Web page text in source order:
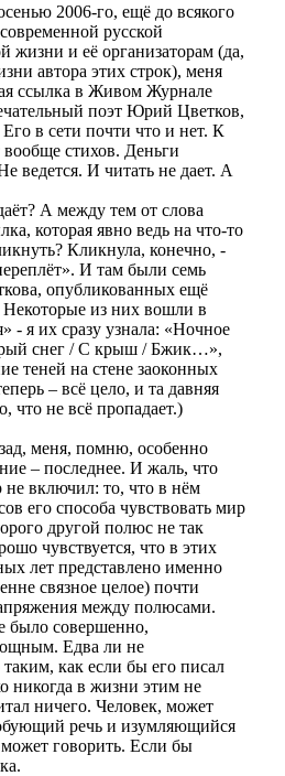
2006-го, ещё до всякого
русской
жизни и её организаторам (да,
автора этих строк), меня
ссылка в Живом Журнале
поэт Юрий Цветков,
в сети почти что и нет. К
стихов. Деньги
ведется. И читать не дает. А
А между тем от слова
которая явно ведь на что-то
Кликнула, конечно, -
И там были семь
опубликованных ещё
из них вошли в
- я их сразу узнала: «Ночное
снег / С крыш / Бжик…»,
теней на стене заоконных
– всё цело, и та давняя
что не всё пропадает.)
меня, помню, особенно
– последнее. И жаль, что
не включил: то, что в нём
его способа чувствовать мир
другой полюс не так
чувствуется, что в этих
лет представлено именно
связное целое) почти
между полюсами.
было совершенно,
Едва ли не
как если бы его писал
никогда в жизни этим не
ничего. Человек, может
речь и изумляющийся
может говорить. Если бы